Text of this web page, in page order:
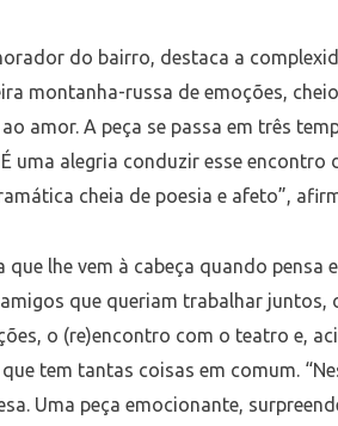
do bairro, destaca a
montanha-russa de emoções,
amor. A peça se passa em três
uma alegria conduzir esse encontro
cheia de poesia e afeto”,
que lhe vem à cabeça quando pensa
que queriam trabalhar juntos,
o (re)encontro com o teatro e,
tem tantas coisas em comum.
Uma peça emocionante,